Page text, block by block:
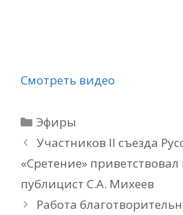
Смотреть видео
Рубрики
Эфиры
Участников II съезда
«Сретение» приветствовал
публицист С.А. Михеев
Работа